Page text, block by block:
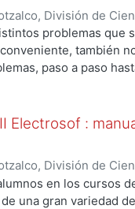
División de
,2008)Becerril
Nicolás
problemas que
también
paso a paso
Electrosof :
División de
,2010)Becerril
Abelardo Luis
en los cursos
una gran variedad de